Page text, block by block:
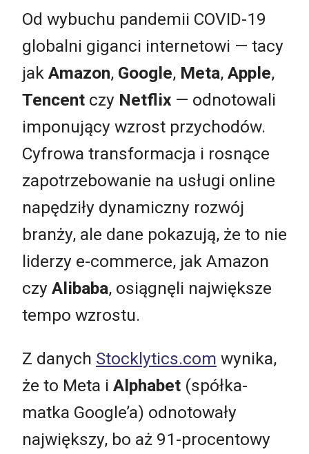
Od wybuchu pandemii COVID-19
globalni giganci internetowi — tacy
jak Amazon, Google, Meta, Apple,
Tencent czy Netflix — odnotowali
imponujący wzrost przychodów.
Cyfrowa transformacja i rosnące
zapotrzebowanie na usługi online
napędziły dynamiczny rozwój
branży, ale dane pokazują, że to nie
liderzy e-commerce, jak Amazon
czy Alibaba, osiągnęli największe
tempo wzrostu.
Z danych Stocklytics.com wynika,
że to Meta i Alphabet (spółka-
matka Google’a) odnotowały
największy, bo aż 91-procentowy